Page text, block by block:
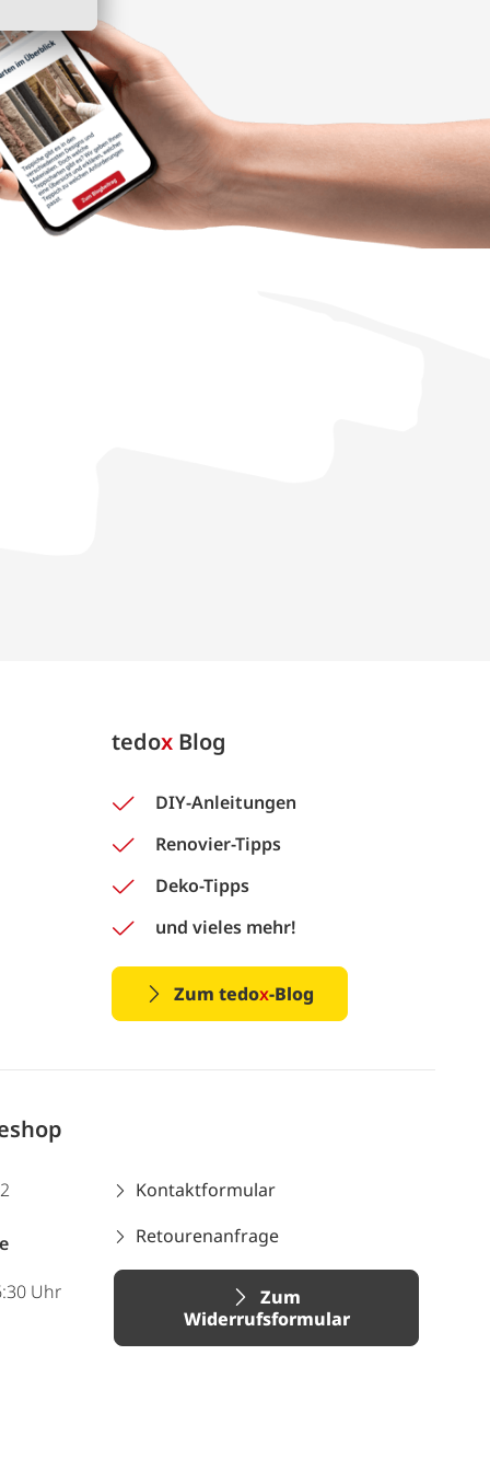
tedox Blog
DIY-Anleitungen
Renovier-Tipps
Deko-Tipps
und vieles mehr!
Zum tedox-Blog
Uhr
Kontaktformular
Retourenanfrage
Zum
Widerrufsformular